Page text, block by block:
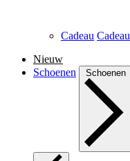
Cadeau Cadeau
Nieuw
Schoenen
Schoenen